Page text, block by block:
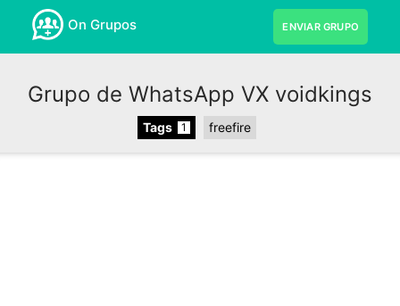
On Grupos ENVIAR GRUPO
Grupo de WhatsApp VX voidkings
Tags 1 freefire